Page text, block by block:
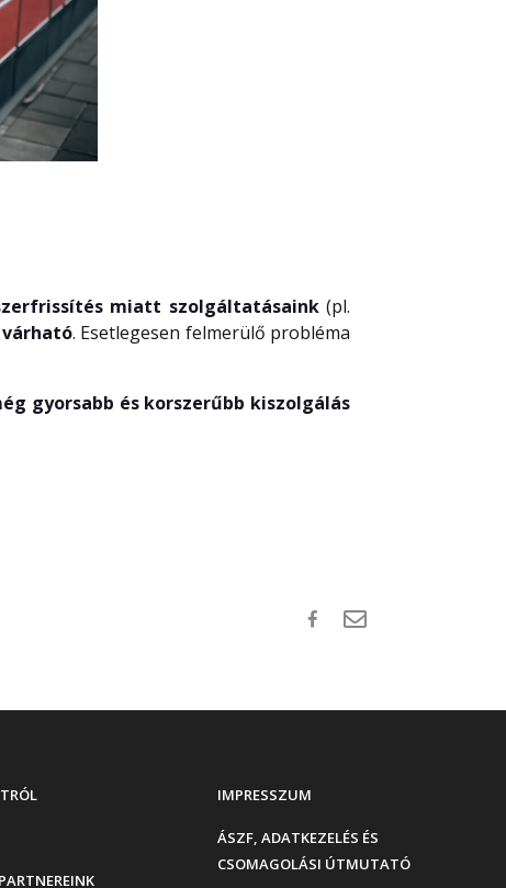
miatt szolgáltatásaink(pl.
. Esetlegesen felmerülő probléma
gyorsabb és korszerűbb kiszolgálás
IMPRESSZUM
ÁSZF, ADATKEZELÉS ÉS
CSOMAGOLÁSI ÚTMUTATÓ